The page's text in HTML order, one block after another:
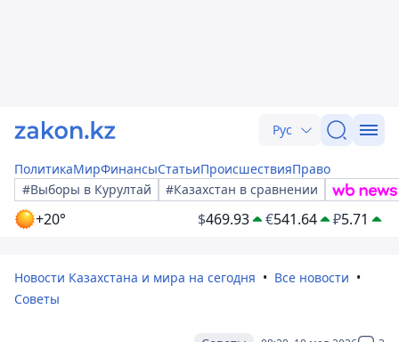
Рус
ПолитикаМирФинансыСтатьиПроисшествияПраво
#Выборы в Курултай
#Казахстан в сравнении
+20° $469.93 €541.64 ₽5.71
Новости Казахстана и мира на сегодня
Все новости
Советы